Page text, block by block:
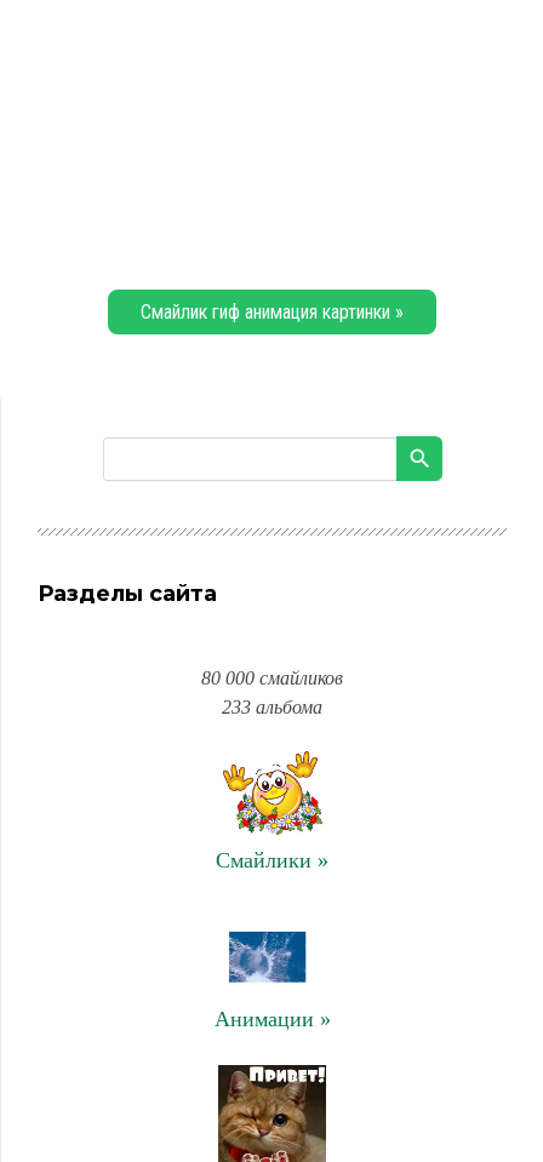
Смайлик гиф анимация картинки »
Разделы сайта
80 000 смайликов
233 альбома
Смайлики »
Анимации »